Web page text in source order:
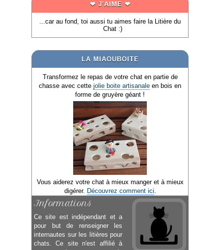
❤ J'AIME ❤
...car au fond, toi aussi tu aimes faire la Litière du
Chat :)
LA MIAOUBOITE
Transformez le repas de votre chat en partie de
chasse avec cette jolie boite artisanale en bois en
forme de gruyère géant !
Vous aiderez votre chat à mieux manger et à mieux
digérer. Découvrez comment ici.
Informations
Ce site est indépendant et a
pour but de renseigner les
internautes sur les litières pour
chats. Ce site n'est affilié à